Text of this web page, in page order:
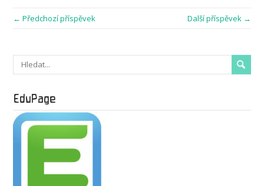
← Předchozí příspěvek Další příspěvek →
EduPage